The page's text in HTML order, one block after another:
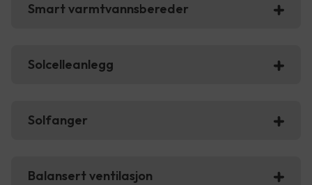
Smart varmtvannsbereder
Solcelleanlegg
Solfanger
Balansert ventilasjon